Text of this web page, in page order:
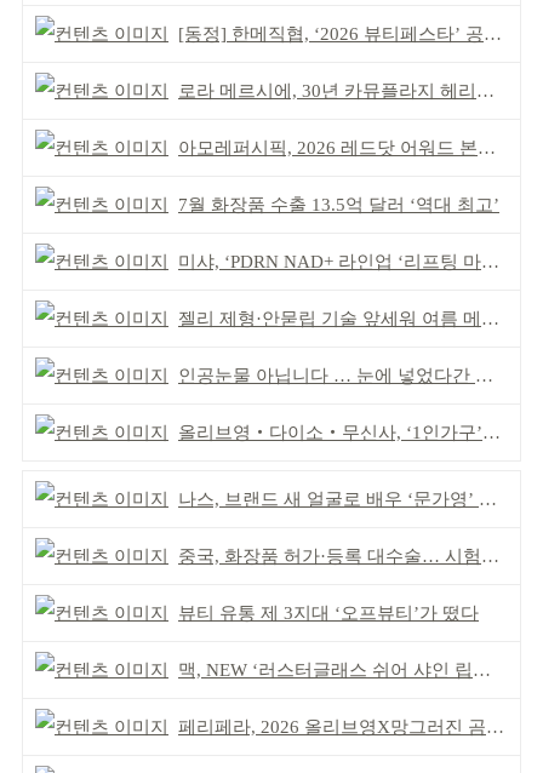
[동정] 한메직협, ‘2026 뷰티페스타’ 공동 주최
로라 메르시에, 30년 카뮤플라지 헤리티지 담아
아모레퍼시픽, 2026 레드닷 어워드 본상 2개 수상
7월 화장품 수출 13.5억 달러 ‘역대 최고’
미샤, ‘PDRN NAD+ 라인업 ‘리프팅 마스크’ 출시
젤리 제형·안묻립 기술 앞세워 여름 메이크업 시장 공략
인공눈물 아닙니다 … 눈에 넣었다간 각막 손상
올리브영‧다이소‧무신사, ‘1인가구’가 이끈다
나스, 브랜드 새 얼굴로 배우 ‘문가영’ 발탁
중국, 화장품 허가·등록 대수술… 시험자료 공용 허용
뷰티 유통 제 3지대 ‘오프뷰티’가 떴다
맥, NEW ‘러스터글래스 쉬어 샤인 립스틱’ 출시
페리페라, 2026 올리브영X망그러진 곰 콜라보